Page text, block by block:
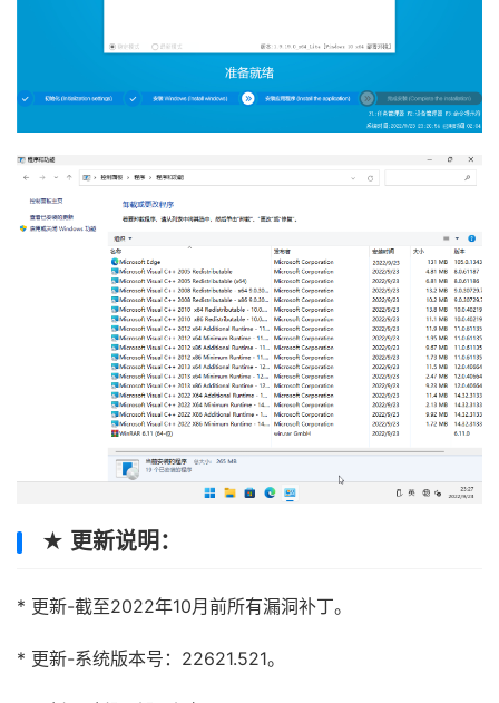
★ 更新说明：
* 更新-截至2022年10月前所有漏洞补丁。
* 更新-系统版本号：22621.521。